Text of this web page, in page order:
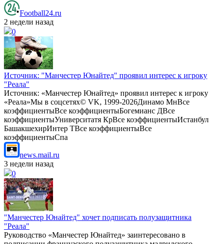
Football24.ru
2 недели назад
0
Источник: "Манчестер Юнайтед" проявил интерес к игроку
"Реала"
Источник: «Манчестер Юнайтед» проявил интерес к игроку
«Реала»Мы в соцсетях© VK, 1999-2026Динамо МнВсе
коэффициентыВсе коэффициентыБогемианс ДВсе
коэффициентыУниверситатя КрВсе коэффициентыИстанбул
БашакшехирИнтер ТВсе коэффициентыВсе
коэффициентыСпа
news.mail.ru
3 недели назад
0
"Манчестер Юнайтед" хочет подписать полузащитника
"Реала"
Руководство «Манчестер Юнайтед» заинтересовано в